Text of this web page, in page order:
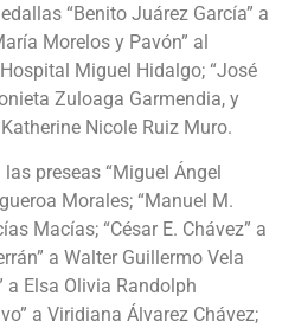
“Benito Juárez García” a
Morelos y Pavón” al
Miguel Hidalgo; “José
Zuloaga Garmendia, y
Nicole Ruiz Muro.
preseas “Miguel Ángel
Morales; “Manuel M.
Macías; “César E. Chávez” a
a Walter Guillermo Vela
a Elsa Olivia Randolph
a Viridiana Álvarez Chávez;